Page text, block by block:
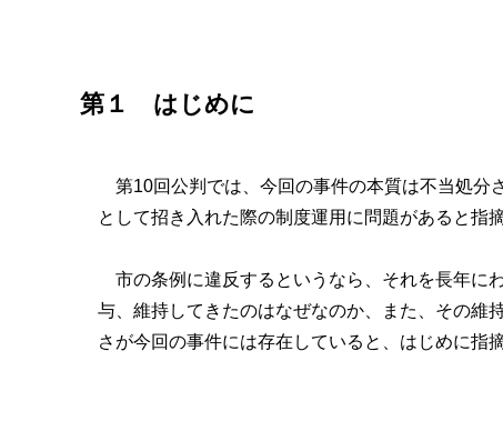
第１ はじめに
第10回公判では、今回の事件の本質は不当処分
として招き入れた際の制度運用に問題があると指
市の条例に違反するというなら、それを長年に
与、維持してきたのはなぜなのか、また、その維
さが今回の事件には存在していると、はじめに指